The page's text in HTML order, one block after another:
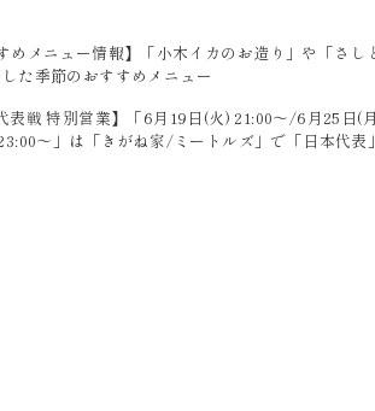
めメニュー情報】「小木イカのお造り」や「さし
た季節のおすすめメニュー
表戦 特別営業】「6月19日(火) 21:00～/6月25日(
～」は「きがね家/ミートルズ」で「日本代表